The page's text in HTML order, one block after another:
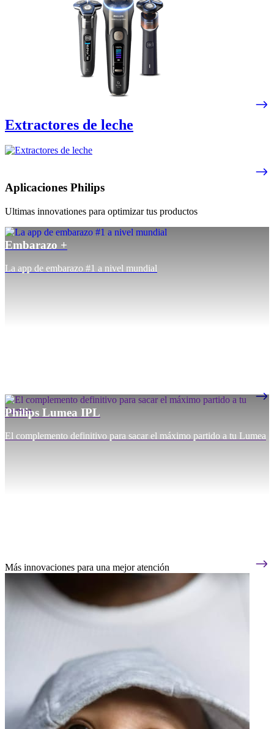
Extractores de leche
Aplicaciones Philips
Ultimas innovationes para optimizar tus productos
Embarazo +
La app de embarazo #1 a nivel mundial
Philips Lumea IPL
El complemento definitivo para sacar el máximo partido a tu Lumea
Más innovaciones para una mejor atención